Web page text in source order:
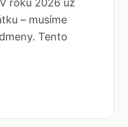
roku 2026 už
– musíme
Tento